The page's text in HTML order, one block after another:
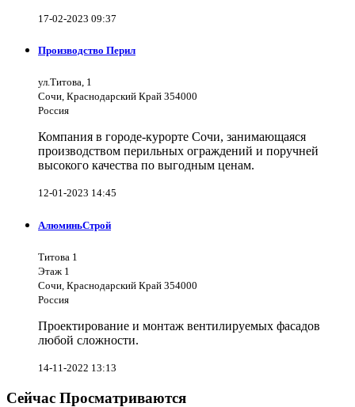
17-02-2023 09:37
Производство Перил
ул.Титова, 1
Сочи, Краснодарский Край 354000
Россия
Компания в городе-курорте Сочи, занимающаяся
производством перильных ограждений и поручней
высокого качества по выгодным ценам.
12-01-2023 14:45
АлюминьСтрой
Титова 1
Этаж 1
Сочи, Краснодарский Край 354000
Россия
Проектирование и монтаж вентилируемых фасадов
любой сложности.
14-11-2022 13:13
Сейчас Просматриваются